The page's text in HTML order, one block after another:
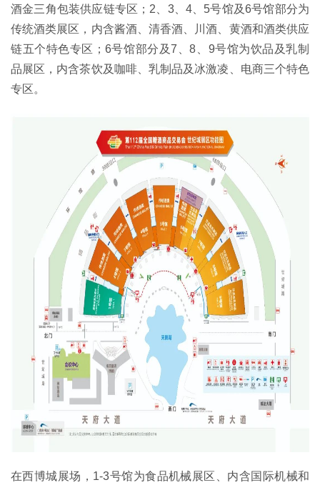
酒金三角包装供应链专区；2、3、4、5号馆及6号馆部分为
传统酒类展区，内含酱酒、清香酒、川酒、黄酒和酒类供应
链五个特色专区；6号馆部分及7、8、9号馆为饮品及乳制
品展区，内含茶饮及咖啡、乳制品及冰激凌、电商三个特色
专区。
在西博城展场，1-3号馆为食品机械展区、内含国际机械和